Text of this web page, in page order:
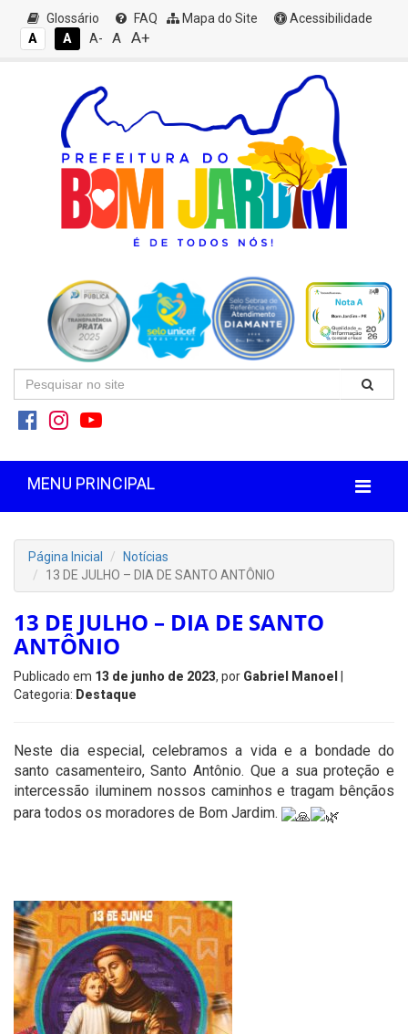
Glossário FAQ Mapa do Site
Acessibilidade
A
A A- A A+
MENU PRINCIPAL
Página Inicial
Notícias
13 DE JULHO – DIA DE SANTO ANTÔNIO
13 DE JULHO – DIA DE SANTO
ANTÔNIO
Publicado em 13 de junho de 2023, por Gabriel Manoel
Categoria: Destaque
Neste dia especial, celebramos a vida e a bondade do
santo casamenteiro, Santo Antônio. Que a sua proteção e
intercessão iluminem nossos caminhos e tragam bênçãos
para todos os moradores de Bom Jardim.